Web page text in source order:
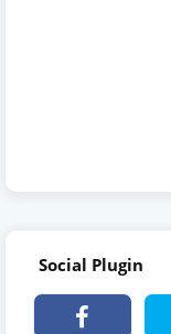
Social Plugin